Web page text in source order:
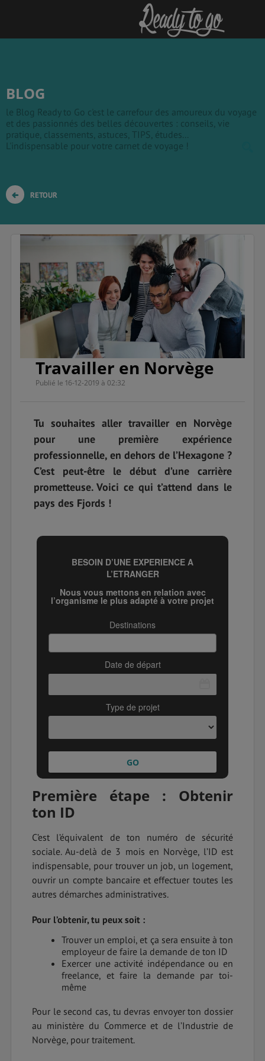
BLOG
le Blog Ready to Go c'est le carrefour des amoureux du voyage
et des passionnés des belles découvertes : conseils, vie
pratique, classements, astuces, TIPS, études...
L'indispensable pour votre carnet de voyage !
RETOUR
Travailler en Norvège
Publié le 16-12-2019 à 02:32
Tu souhaites aller travailler en Norvège
pour une première expérience
professionnelle, en dehors de l’Hexagone ?
C’est peut-être le début d’une carrière
prometteuse. Voici ce qui t’attend dans le
pays des Fjords !
Première étape : Obtenir
ton ID
C’est l’équivalent de ton numéro de sécurité
sociale. Au-delà de 3 mois en Norvège, l’ID est
indispensable, pour trouver un job, un logement,
ouvrir un compte bancaire et effectuer toutes les
autres démarches administratives.
Pour l’obtenir, tu peux soit :
Trouver un emploi, et ça sera ensuite à ton
employeur de faire la demande de ton ID
Exercer une activité indépendance ou en
freelance, et faire la demande par toi-
même
Pour le second cas, tu devras envoyer ton dossier
au ministère du Commerce et de l’Industrie de
Norvège, pour traitement.